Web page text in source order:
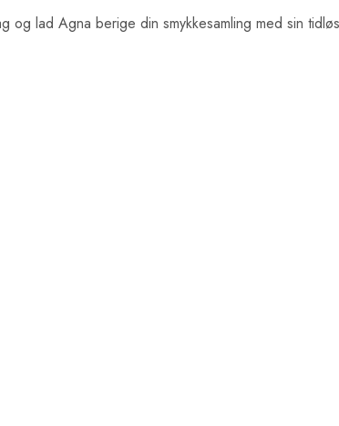
lad Agna berige din smykkesamling med sin